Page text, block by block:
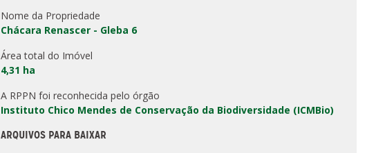
Nome da Propriedade
Chácara Renascer - Gleba 6
Área total do Imóvel
4,31 ha
A RPPN foi reconhecida pelo órgão
Instituto Chico Mendes de Conservação da Biodiversidade (ICMBio)
ARQUIVOS PARA BAIXAR